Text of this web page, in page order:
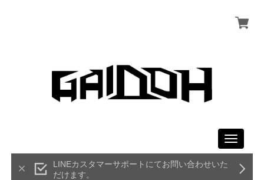
Toggle
LINEカスタマーサポートにてお問い合わせいた
だけます。